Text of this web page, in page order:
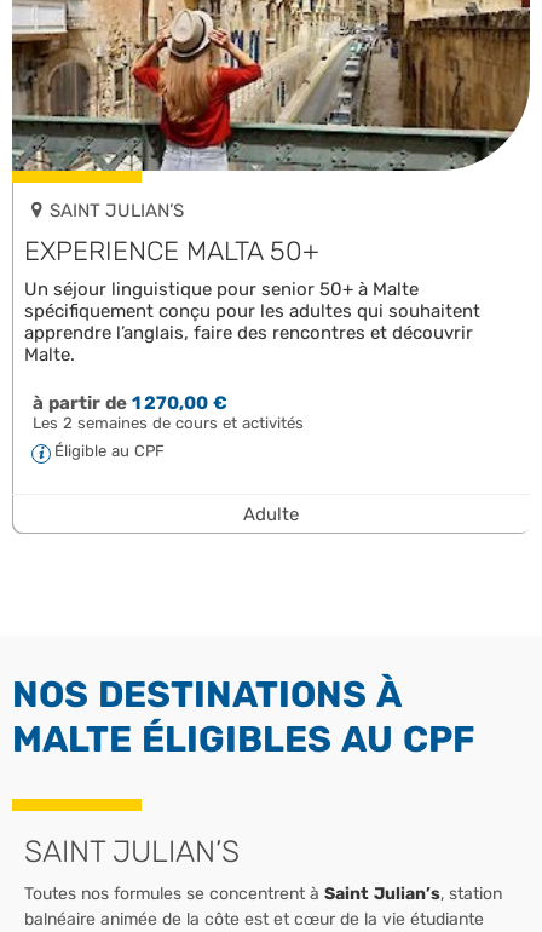
SAINT JULIAN’S
EXPERIENCE MALTA 50+
Un séjour linguistique pour senior 50+ à Malte
spécifiquement conçu pour les adultes qui souhaitent
apprendre l’anglais, faire des rencontres et découvrir
Malte.
à partir de1 270,00 €
Les 2 semaines de cours et activités
Éligible au CPF
Adulte
NOS DESTINATIONS À
MALTE ÉLIGIBLES AU CPF
SAINT JULIAN’S
Toutes nos formules se concentrent à Saint Julian’s, station
balnéaire animée de la côte est et cœur de la vie étudiante